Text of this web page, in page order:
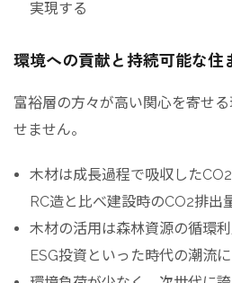
実現する
環境への貢献と持続可能な住
富裕層の方々が高い関心を寄せ
せません。
木材は成長過程で吸収した
RC造と比べ建設時のCO2排出
木材の活用は森林資源の循環
ESG投資といった時代の潮流